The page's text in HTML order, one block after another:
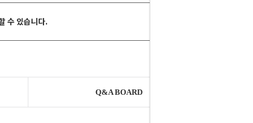
수 있습니다.
Q&A BOARD